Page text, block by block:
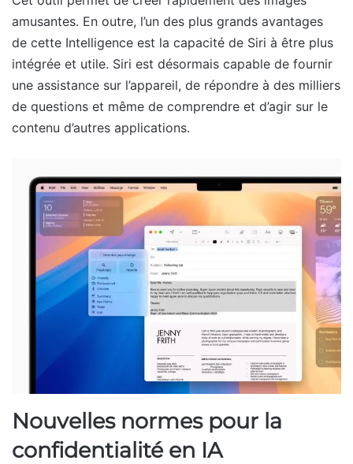
amusantes. En outre, l’un des plus grands avantages
de cette Intelligence est la capacité de Siri à être plus
intégrée et utile. Siri est désormais capable de fournir
une assistance sur l’appareil, de répondre à des milliers
de questions et même de comprendre et d’agir sur le
contenu d’autres applications.
Nouvelles normes pour la
confidentialité en IA